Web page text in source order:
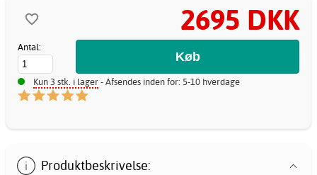
2695 DKK
Antal:
Kun 3 stk. i lager- Afsendes inden for: 5-10 hverdage
Produktbeskrivelse: